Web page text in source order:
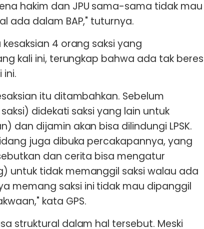
hakim dan JPU sama-sama tidak mau
ada dalam BAP," tuturnya.
4 orang saksi yang
kali ini, terungkap bahwa ada tak beres
ini.
itu ditambahkan. Sebelum
didekati saksi yang lain untuk
dan dijamin akan bisa dilindungi LPSK.
juga dibuka percakapannya, yang
dan cerita bisa mengatur
untuk tidak memanggil saksi walau ada
memang saksi ini tidak mau dipanggil
kata GPS.
struktural dalam hal tersebut. Meski